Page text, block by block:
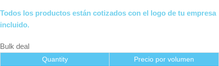
Todos los productos están cotizados con el logo de tu empresa
incluido.
Bulk deal
Quantity
Precio por volumen